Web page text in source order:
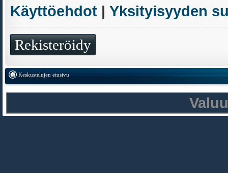
Käyttöehdot | Yksityisyyden
Rekisteröidy
Keskustelujen etusivu